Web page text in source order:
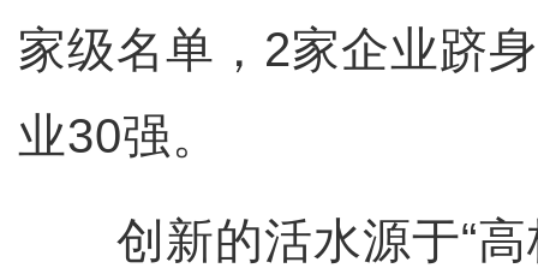
家级名单，2家企业跻
业30强。
创新的活水源于“高